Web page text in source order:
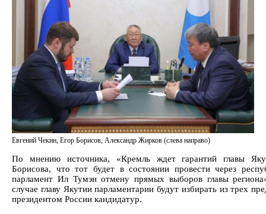
Евгений Чекин, Егор Борисов, Александр Жирков (слева направо)
По мнению источника, «Кремль ждет гарантий главы
Борисова, что тот будет в состоянии провести через
парламент Ил Тумэн отмену прямых выборов главы
случае главу Якутии парламентарии будут избирать из трех
президентом России кандидатур.